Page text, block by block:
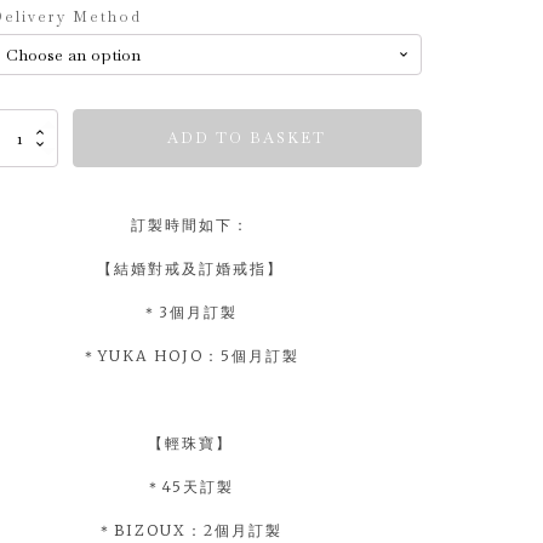
Method
ADD TO BASKET
訂製時間如下：
【結婚對戒及訂婚戒指】
＊3個月訂製
＊YUKA HOJO：5個月訂製
【輕珠寶】
＊45天訂製
＊BIZOUX：2個月訂製